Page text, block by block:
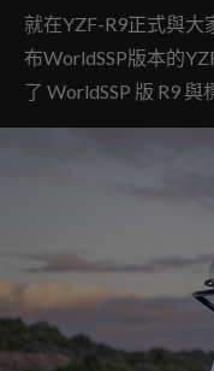
就在YZF-R9正式與大
布WorldSSP版本的
了 WorldSSP 版 R9 與